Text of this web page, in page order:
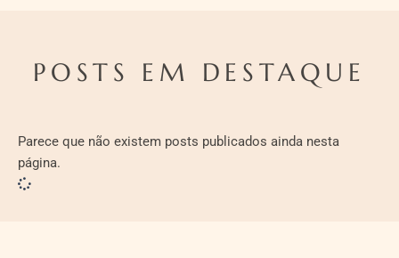
POSTS EM DESTAQUE
Parece que não existem posts publicados ainda nesta
página.